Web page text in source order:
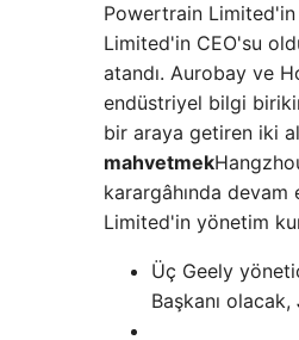
Powertrain Limited'in
Limited'in CEO'su
atandı. Aurobay ve
endüstriyel bilgi
bir araya getiren iki
mahvetmek
karargâhında
Limited'in yönetim
Üç Geely
Başkanı olacak,